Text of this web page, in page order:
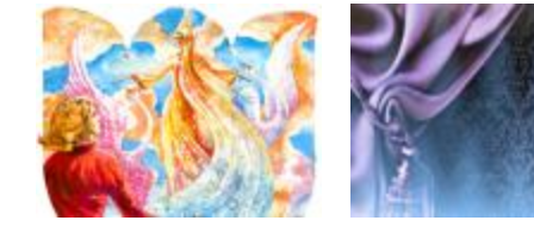
останется крепкая дружба.
героям стать умными и
биться сердце в железной
мечтать и укажет дорогу в